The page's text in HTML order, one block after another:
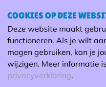
Getuigenissen
COOKIES OP DEZE
Deze website maakt
functioneren. Als je wilt
mogen gebruiken, kan je
wijzigen. Meer informatie
privacyverklaring.